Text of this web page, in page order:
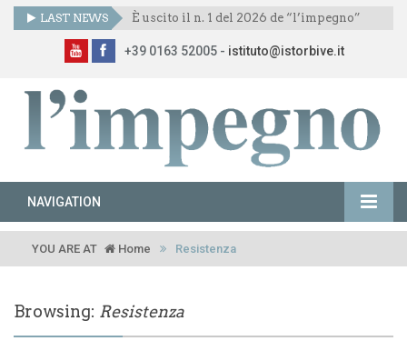
LAST NEWS È uscito il n. 1 del 2026 de “l’impegno”
+39 0163 52005 - istituto@istorbive.it
NAVIGATION
YOU ARE AT Home Resistenza
Browsing: Resistenza